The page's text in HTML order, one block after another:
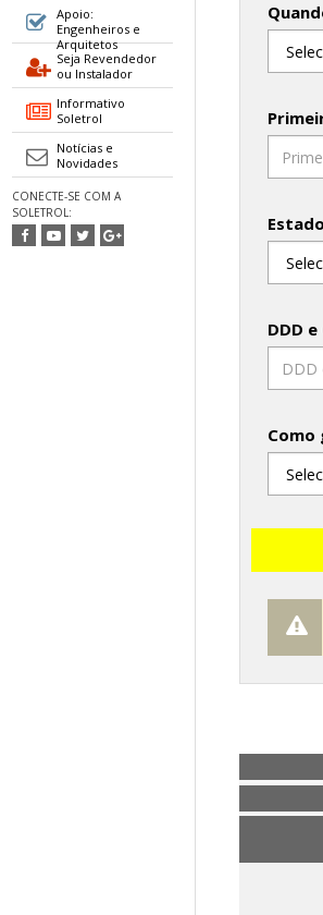
Apoio:
Engenheiros e
Arquitetos
Seja Revendedor
ou Instalador
Informativo
Soletrol
Notícias e
Novidades
CONECTE-SE COM A
SOLETROL:
Estado
DDD